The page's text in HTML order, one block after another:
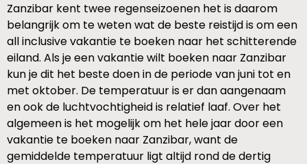
Zanzibar kent twee regenseizoenen het is daarom
belangrijk om te weten wat de beste reistijd is om een
all inclusive vakantie te boeken naar het schitterende
eiland. Als je een vakantie wilt boeken naar Zanzibar
kun je dit het beste doen in de periode van juni tot en
met oktober. De temperatuur is er dan aangenaam
en ook de luchtvochtigheid is relatief laaf. Over het
algemeen is het mogelijk om het hele jaar door een
vakantie te boeken naar Zanzibar, want de
gemiddelde temperatuur ligt altijd rond de dertig